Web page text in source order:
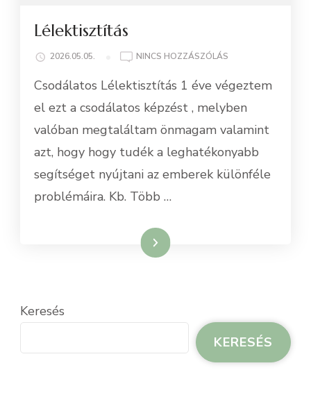
Lélektisztítás
2026.05.05. NINCS HOZZÁSZÓLÁS
BEJEGYZÉSHEZ
Csodálatos Lélektisztítás 1 éve végeztem
el ezt a csodálatos képzést , melyben
valóban megtaláltam önmagam valamint
azt, hogy hogy tudék a leghatékonyabb
segítséget nyújtani az emberek különféle
problémáira. Kb. Több …
Tovább
Keresés
KERESÉS